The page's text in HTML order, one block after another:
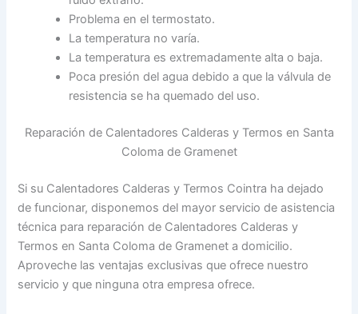
Problema en el termostato.
La temperatura no varía.
La temperatura es extremadamente alta o baja.
Poca presión del agua debido a que la válvula de
resistencia se ha quemado del uso.
Reparación de Calentadores Calderas y Termos en Santa
Coloma de Gramenet
Si su Calentadores Calderas y Termos Cointra ha dejado
de funcionar, disponemos del mayor servicio de asistencia
técnica para reparación de Calentadores Calderas y
Termos en Santa Coloma de Gramenet a domicilio.
Aproveche las ventajas exclusivas que ofrece nuestro
servicio y que ninguna otra empresa ofrece.